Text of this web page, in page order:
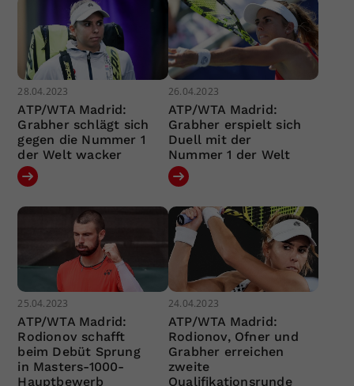
28.04.2023
ATP/WTA Madrid:
Grabher schlägt sich
gegen die Nummer 1
der Welt wacker
26.04.2023
ATP/WTA Madrid:
Grabher erspielt sich
Duell mit der
Nummer 1 der Welt
25.04.2023
ATP/WTA Madrid:
Rodionov schafft
beim Debüt Sprung
in Masters-1000-
Hauptbewerb
24.04.2023
ATP/WTA Madrid:
Rodionov, Ofner und
Grabher erreichen
zweite
Qualifikationsrunde